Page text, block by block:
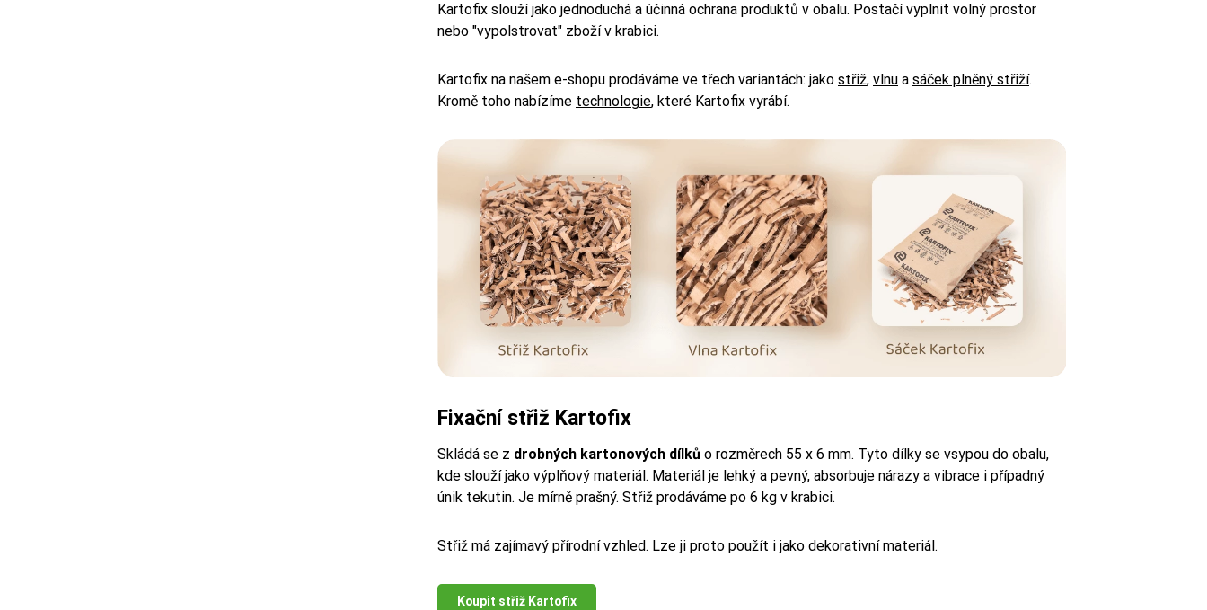
Kartofix slouží jako jednoduchá a účinná ochrana produktů v obalu. Postačí vyplnit volný prostor
nebo "vypolstrovat" zboží v krabici.
Kartofix na našem e-shopu prodáváme ve třech variantách: jako střiž, vlnu a sáček plněný střiží.
Kromě toho nabízíme technologie, které Kartofix vyrábí.
Fixační střiž Kartofix
Skládá se z drobných kartonových dílků o rozměrech 55 x 6 mm. Tyto dílky se vsypou do obalu,
kde slouží jako výplňový materiál. Materiál je lehký a pevný, absorbuje nárazy a vibrace i případný
únik tekutin. Je mírně prašný. Střiž prodáváme po 6 kg v krabici.
Střiž má zajímavý přírodní vzhled. Lze ji proto použít i jako dekorativní materiál.
Koupit střiž Kartofix